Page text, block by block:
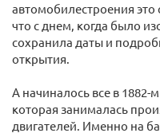
автомобилестроения это
что с днем, когда было
сохранила даты и
открытия.
А начиналось все в
которая занималась
двигателей. Именно на